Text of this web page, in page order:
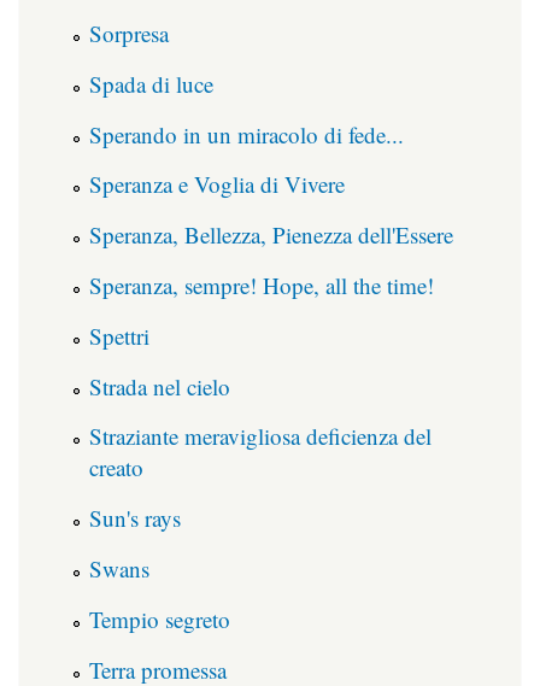
Sorpresa
Spada di luce
Sperando in un miracolo di fede...
Speranza e Voglia di Vivere
Speranza, Bellezza, Pienezza dell'Essere
Speranza, sempre! Hope, all the time!
Spettri
Strada nel cielo
Straziante meravigliosa deficienza del
creato
Sun's rays
Swans
Tempio segreto
Terra promessa